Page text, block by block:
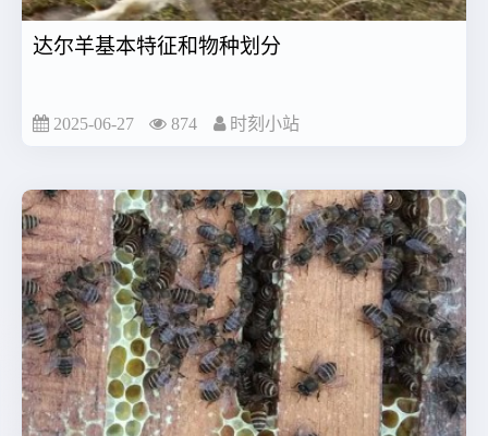
达尔羊基本特征和物种划分
2025-06-27 874 时刻小站